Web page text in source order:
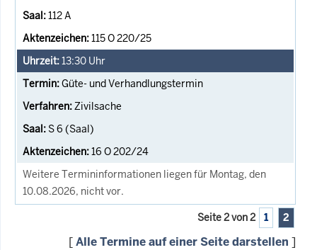
112 A
115 O 220/25
13:30 Uhr
Güte- und Verhandlungstermin
Zivilsache
S 6 (Saal)
16 O 202/24
Weitere Termininformationen liegen für Montag, den
10.08.2026, nicht vor.
Seite 2 von 2 1 2
[Alle Termine auf einer Seite darstellen ]